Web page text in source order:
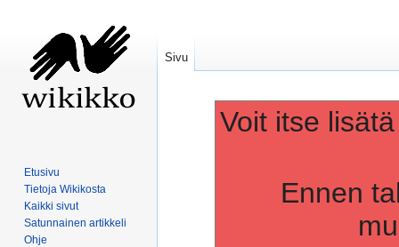
Voit itse
Ennen
Sivu
Etusivu
Tietoja Wikikosta
Kaikki sivut
Satunnainen artikkeli
Ohje